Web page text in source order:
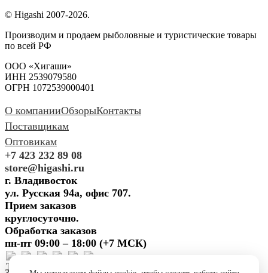
© Higashi 2007-2026.
Производим и продаем рыболовные и туристические товары
по всей РФ
ООО «Хигаши»
ИНН 2539079580
ОГРН 1072539000401
О компанииОбзорыКонтакты
Поставщикам
Оптовикам
+7 423 232 89 08
store@higashi.ru
г. Владивосток
ул. Русская 94а, офис 707.
Прием заказов
круглосуточно.
Обработка заказов
пн-пт 09:00 – 18:00 (+7 МСК)